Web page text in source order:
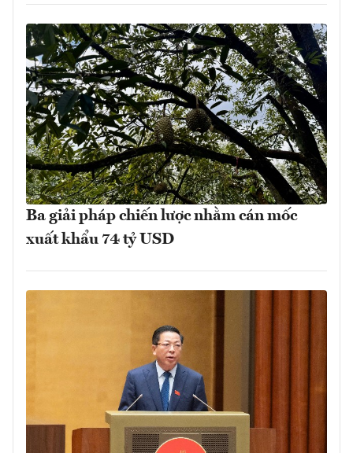
Ba giải pháp chiến lược nhằm cán mốc
xuất khẩu 74 tỷ USD